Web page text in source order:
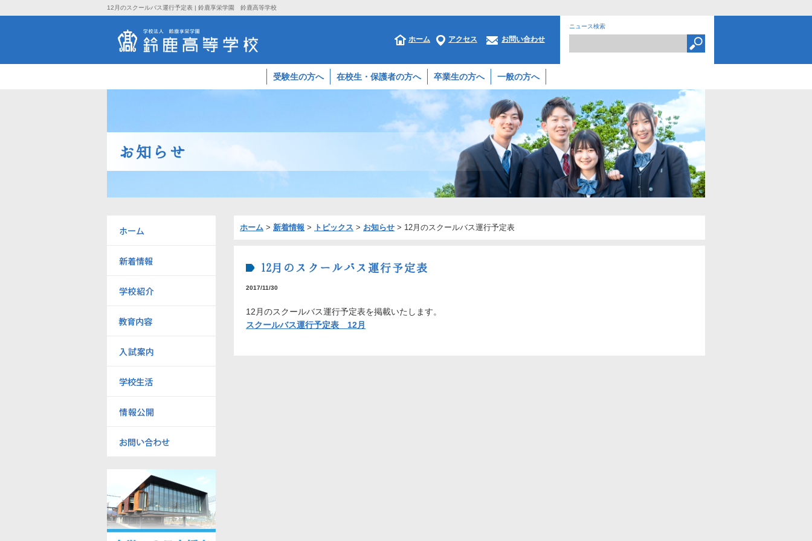
12月のスクールバス運行予定表 | 鈴鹿享栄学園 鈴鹿高等学校
お問い合わせ
アクセス
ホーム
ニュース検索
受験生の方へ 在校生・保護者の方へ 卒業生の方へ 一般の方へ
お知らせ
ホーム > 新着情報 > トピックス > お知らせ > 12月のスクールバス運行予定表
12月のスクールバス運行予定表
2017/11/30
12月のスクールバス運行予定表を掲載いたします。
スクールバス運行予定表 12月